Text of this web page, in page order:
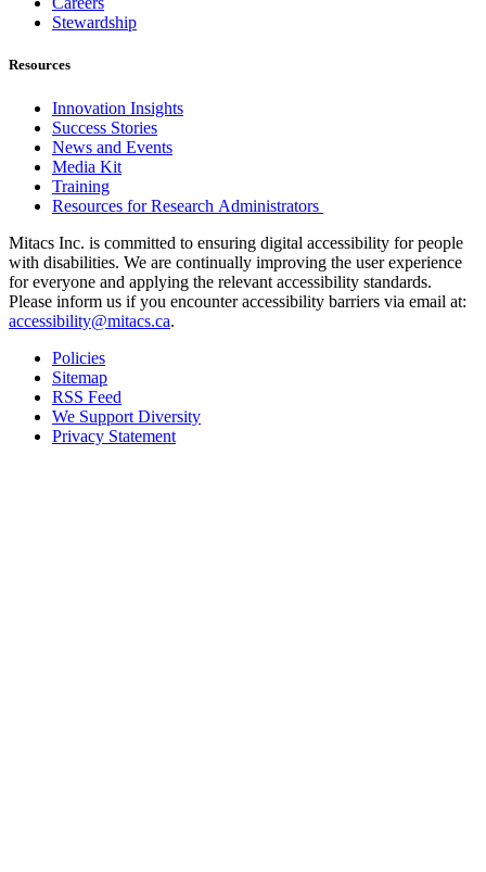
Stewardship
Resources
Innovation Insights
Success Stories
News and Events
Media Kit
Training
Resources for Research Administrators
Mitacs Inc. is committed to ensuring digital accessibility for people
with disabilities. We are continually improving the user experience
for everyone and applying the relevant accessibility standards.
Please inform us if you encounter accessibility barriers via email at:
accessibility@mitacs.ca.
Policies
Sitemap
RSS Feed
We Support Diversity
Privacy Statement